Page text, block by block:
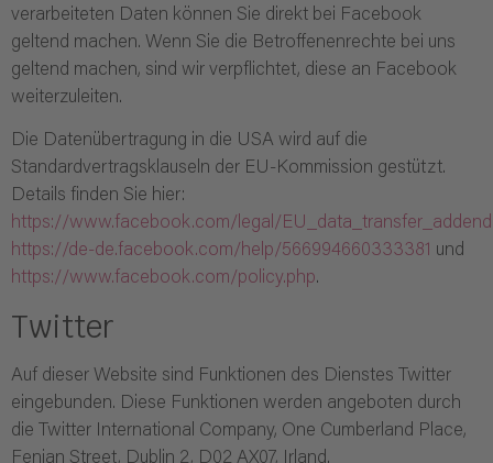
verarbeiteten Daten können Sie direkt bei Facebook
geltend machen. Wenn Sie die Betroffenenrechte bei uns
geltend machen, sind wir verpflichtet, diese an Facebook
weiterzuleiten.
Die Datenübertragung in die USA wird auf die
Standardvertragsklauseln der EU-Kommission gestützt.
Details finden Sie hier:
https://www.facebook.com/legal/
https://de-de.facebook.com/help/566994660333381 und
https://www.facebook.com/policy.php.
Twitter
Auf dieser Website sind Funktionen des Dienstes Twitter
eingebunden. Diese Funktionen werden angeboten durch
die Twitter International Company, One Cumberland Place,
Fenian Street, Dublin 2, D02 AX07, Irland.